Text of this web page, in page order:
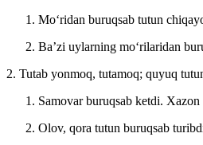
Moʻridan buruqsab tutun
Baʼzi uylarning moʻrilaridan
2. Tutab yonmoq, tutamoq; quyuq
Samovar buruqsab ketdi.
Olov, qora tutun buruqsab